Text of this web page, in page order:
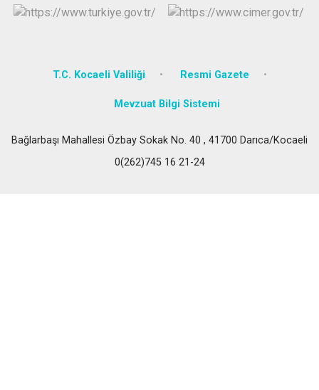
T.C. Kocaeli Valiliği Resmi Gazete
Mevzuat Bilgi Sistemi
Bağlarbaşı Mahallesi Özbay Sokak No. 40 , 41700 Darıca/Kocaeli
0(262)745 16 21-24